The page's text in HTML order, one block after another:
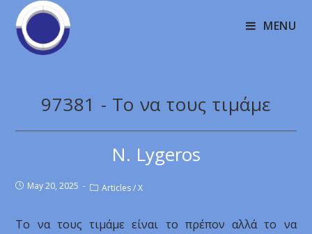
MENU
97381 - Το να τους τιμάμε
N. Lygeros
May 20, 2025 Articles / X
Το να τους τιμάμε είναι το πρέπον αλλά το να